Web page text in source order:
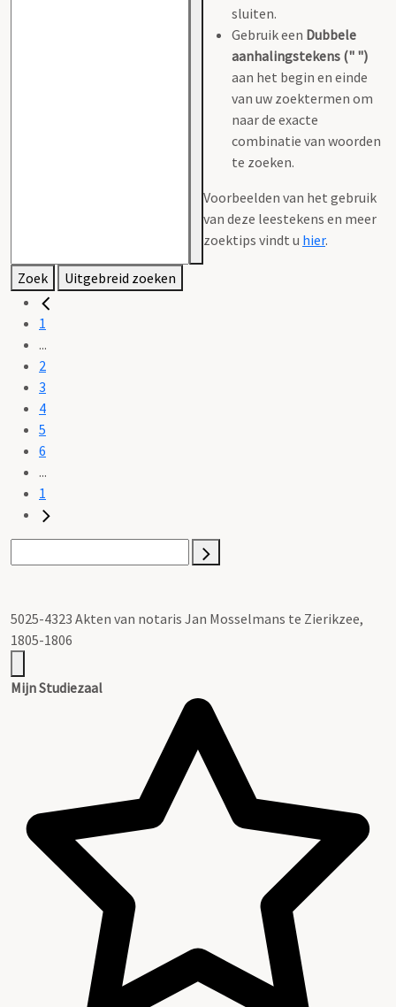
sluiten.
Gebruik een Dubbele
aanhalingstekens (" ")
aan het begin en einde
van uw zoektermen om
naar de exacte
combinatie van woorden
te zoeken.
Voorbeelden van het gebruik
van deze leestekens en meer
zoektips vindt u hier.
Zoek Uitgebreid zoeken
1
...
2
3
4
5
6
...
1
5025-4323 Akten van notaris Jan Mosselmans te Zierikzee,
1805-1806
Mijn Studiezaal